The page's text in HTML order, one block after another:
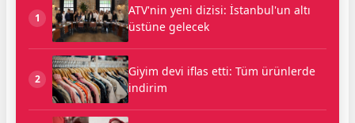
1
ATV'nin yeni dizisi: İstanbul'un altı
üstüne gelecek
2
Giyim devi iflas etti: Tüm ürünlerde
indirim